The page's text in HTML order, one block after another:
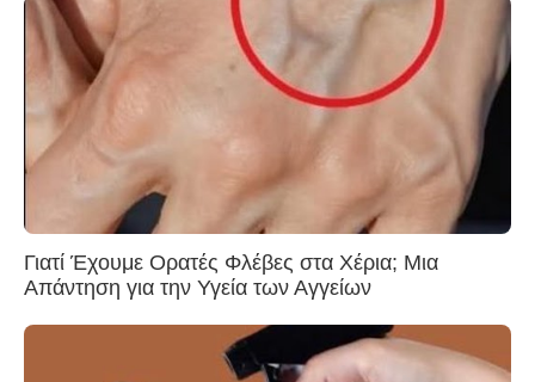
Γιατί Έχουμε Ορατές Φλέβες στα Χέρια; Μια
Απάντηση για την Υγεία των Αγγείων